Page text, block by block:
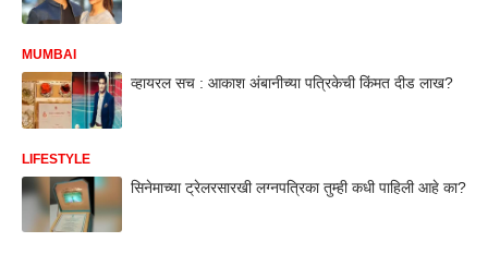
MUMBAI
व्हायरल सच : आकाश अंबानीच्या पत्रिकेची किंमत दीड लाख?
LIFESTYLE
सिनेमाच्या ट्रेलरसारखी लग्नपत्रिका तुम्ही कधी पाहिली आहे का?